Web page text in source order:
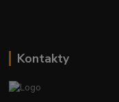
Kontakty